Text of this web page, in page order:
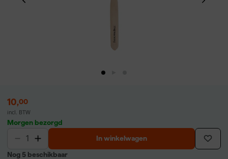
10,00
incl. BTW
Morgen bezorgd
In winkelwagen
Nog 5 beschikbaar